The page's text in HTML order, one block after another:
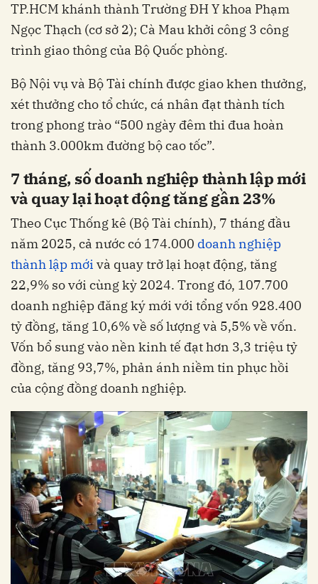
TP.HCM khánh thành Trường ĐH Y khoa Phạm
Ngọc Thạch (cơ sở 2); Cà Mau khởi công 3 công
trình giao thông của Bộ Quốc phòng.
Bộ Nội vụ và Bộ Tài chính được giao khen thưởng,
xét thưởng cho tổ chức, cá nhân đạt thành tích
trong phong trào “500 ngày đêm thi đua hoàn
thành 3.000km đường bộ cao tốc”.
7 tháng, số doanh nghiệp thành lập mới
và quay lại hoạt động tăng gần 23%
Theo Cục Thống kê (Bộ Tài chính), 7 tháng đầu
năm 2025, cả nước có 174.000 doanh nghiệp
thành lập mới và quay trở lại hoạt động, tăng
22,9% so với cùng kỳ 2024. Trong đó, 107.700
doanh nghiệp đăng ký mới với tổng vốn 928.400
tỷ đồng, tăng 10,6% về số lượng và 5,5% về vốn.
Vốn bổ sung vào nền kinh tế đạt hơn 3,3 triệu tỷ
đồng, tăng 93,7%, phản ánh niềm tin phục hồi
của cộng đồng doanh nghiệp.